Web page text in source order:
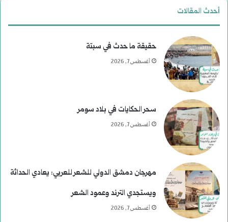
أحدث المقالات
حقيقة ما حدث في سبتة
أغسطس 7, 2026
سحر الحكايات في بلاد سومر
أغسطس 7, 2026
مهرجان دمشق الدولي للشعر للعربي: يعادي الحداثة
ويستجدي الترند وعمود الشعر
أغسطس 7, 2026